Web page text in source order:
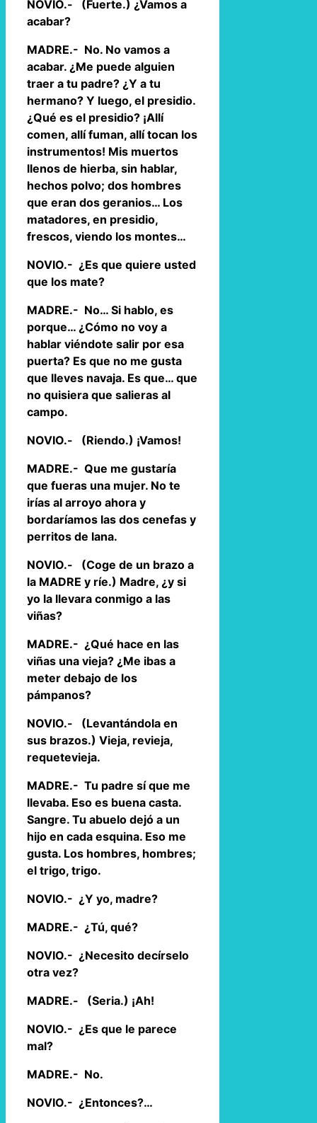
NOVIO.- (Fuerte.) ¿Vamos a
acabar?
MADRE.- No. No vamos a
acabar. ¿Me puede alguien
traer a tu padre? ¿Y a tu
hermano? Y luego, el presidio.
¿Qué es el presidio? ¡Allí
comen, allí fuman, allí tocan los
instrumentos! Mis muertos
llenos de hierba, sin hablar,
hechos polvo; dos hombres
que eran dos geranios… Los
matadores, en presidio,
frescos, viendo los montes…
NOVIO.- ¿Es que quiere usted
que los mate?
MADRE.- No… Si hablo, es
porque… ¿Cómo no voy a
hablar viéndote salir por esa
puerta? Es que no me gusta
que lleves navaja. Es que… que
no quisiera que salieras al
campo.
NOVIO.- (Riendo.) ¡Vamos!
MADRE.- Que me gustaría
que fueras una mujer. No te
irías al arroyo ahora y
bordaríamos las dos cenefas y
perritos de lana.
NOVIO.- (Coge de un brazo a
la MADRE y ríe.) Madre, ¿y si
yo la llevara conmigo a las
viñas?
MADRE.- ¿Qué hace en las
viñas una vieja? ¿Me ibas a
meter debajo de los
pámpanos?
NOVIO.- (Levantándola en
sus brazos.) Vieja, revieja,
requetevieja.
MADRE.- Tu padre sí que me
llevaba. Eso es buena casta.
Sangre. Tu abuelo dejó a un
hijo en cada esquina. Eso me
gusta. Los hombres, hombres;
el trigo, trigo.
NOVIO.- ¿Y yo, madre?
MADRE.- ¿Tú, qué?
NOVIO.- ¿Necesito decírselo
otra vez?
MADRE.- (Seria.) ¡Ah!
NOVIO.- ¿Es que le parece
mal?
MADRE.- No.
NOVIO.- ¿Entonces?…